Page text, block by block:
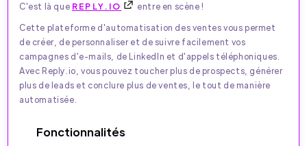
C'est là que REPLY.IO
entre en scène !
Cette plateforme d'automatisation des ventes vous permet
de créer, de personnaliser et de suivre facilement vos
campagnes d'e-mails, de LinkedIn et d'appels téléphoniques.
Avec Reply.io, vous pouvez toucher plus de prospects, générer
plus de leads et conclure plus de ventes, le tout de manière
automatisée.
Fonctionnalités